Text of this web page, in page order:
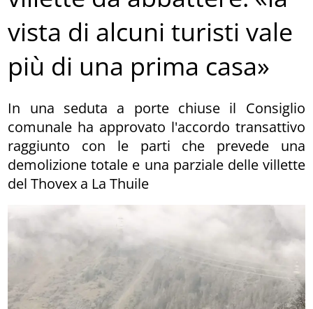
vista di alcuni turisti vale
più di una prima casa»
In una seduta a porte chiuse il Consiglio
comunale ha approvato l'accordo transattivo
raggiunto con le parti che prevede una
demolizione totale e una parziale delle villette
del Thovex a La Thuile